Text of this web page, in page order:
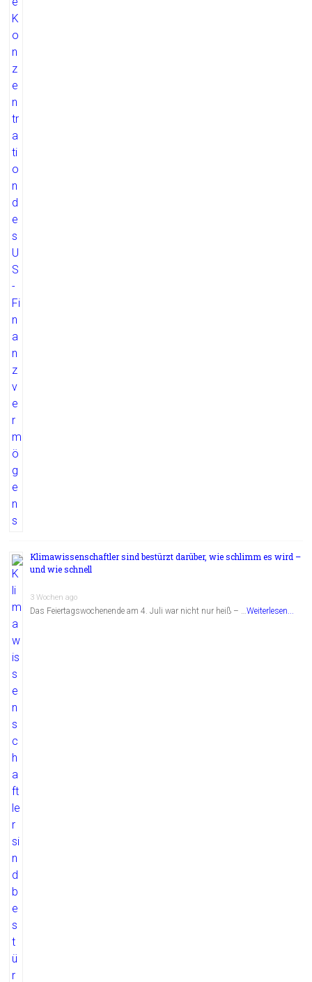
Klimawissenschaftler sind bestürzt darüber, wie schlimm es wird –
und wie schnell
3 Wochen ago
Das Feiertagswochenende am 4. Juli war nicht nur heiß – …Weiterlesen...